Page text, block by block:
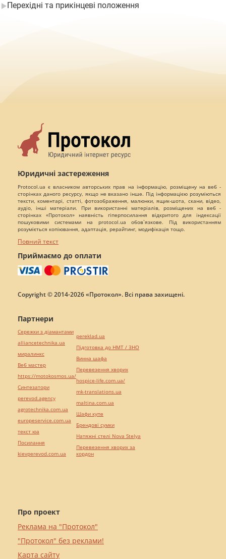
Перехідні та прикінцеві положення
Юридичні застереження
Protocol.ua є власником авторських прав на інформацію, розміщену на веб -
сторінках даного ресурсу, якщо не вказано інше. Під інформацією розуміються
тексти, коментарі, статті, фотозображення, малюнки, ящик-шота, скани, відео,
аудіо, інші матеріали. При використанні матеріалів, розміщених на веб -
сторінках «Протокол» наявність гіперпосилання відкритого для індексації
пошуковими системами на protocol.ua обов`язкове. Під використанням
розуміється копіювання, адаптація, рерайтинг, модифікація тощо.
Повний текст
Приймаємо до оплати
Copyright © 2014-2026 «Протокол». Всі права захищені.
Про проект
Реклама на "Протокол"
"Протокол" без реклами!
Карта сайту
Партнери
Сережки з діамантами
alliancetechnika.ua
миралинкс
Веб мастер
https://motokosmos.ua/
Синтезатори
perevod.agency
agrotechnika.com.ua
europeservice.com.ua
текст юа
Посилання
kievperevod.com.ua
pereklad.ua
Підготовка до НМТ / ЗНО
Винна шафа
Перевезення хворих
hospice-life.com.ua/
mk-translations.ua
maltina.com.ua
Шафи купе
Брендові сумки
Натяжні стелі Nova Stelya
Перевезення хворих за
кордон